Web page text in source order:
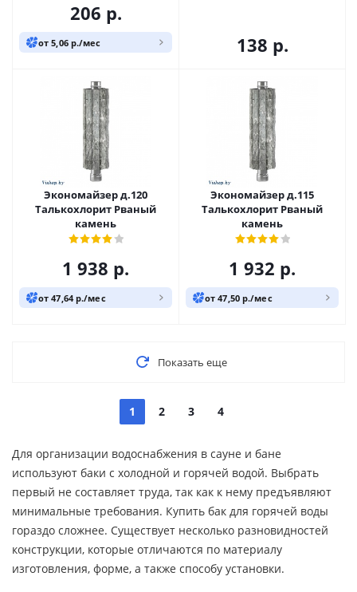
206 р.
от 5,06 р./мес 138 р.
Экономайзер д.120
Талькохлорит Рваный
камень
1 938 р.
от 47,64 р./мес
Экономайзер д.115
Талькохлорит Рваный
камень
1 932 р.
от 47,50 р./мес
Показать еще
1 2 3 4
Для организации водоснабжения в сауне и бане
используют баки с холодной и горячей водой. Выбрать
первый не составляет труда, так как к нему предъявляют
минимальные требования. Купить бак для горячей воды
гораздо сложнее. Существует несколько разновидностей
конструкции, которые отличаются по материалу
изготовления, форме, а также способу установки.